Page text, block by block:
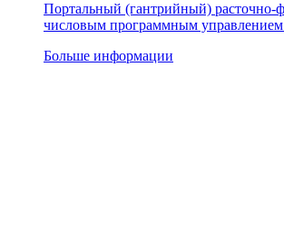
Портальный (гантрийный) расточно-
числовым программным
Больше информации